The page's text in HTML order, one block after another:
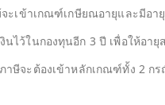
จะเข้าเกณฑ์เกษียณอายุและมีอ
นไว้ในกองทุนอีก 3 ปี เพื่อให้อายุ
าษีจะต้องเข้าหลักเกณฑ์ทั้ง 2